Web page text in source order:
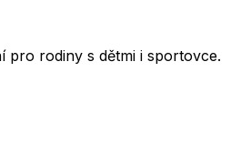
pro rodiny s dětmi i sportovce.